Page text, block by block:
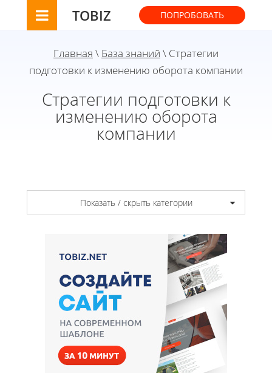
TOBIZ ПОПРОБОВАТЬ
Главная \ База знаний \ Стратегии
подготовки к изменению оборота компании
Стратегии подготовки к
изменению оборота
компании
Показать / скрыть категории